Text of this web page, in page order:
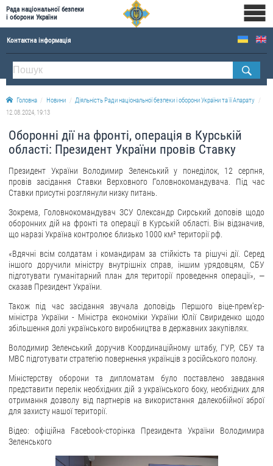
Рада національної безпеки
і оборони України
Контактна інформація
ПРО РНБОУ
Склад Ради національної безпеки і оборони України
Апарат Ради національної безпеки і оборони України
Історична довідка про діяльність Ради національної безпеки і оборони України
ПРЕСЦЕНТР
Новини
Drone Deals
Фотогалерея
Відеогалерея
ЗВЕРНЕННЯ ГРОМАДЯН
Звернення громадян
ДОСТУП ДО ПУБЛІЧНОЇ ІНФОРМАЦІЇ
Організація доступу до публічної інформації
Запит на отримання публічної інформації
Питання запобігання корупції
Публічні закупівлі
Головна Новини
Діяльність Ради національної безпеки і оборони України та її Апарату
12.08.2024, 19:13
Оборонні дії на фронті, операція в Курській
області: Президент України провів Ставку
Президент України Володимир Зеленський у понеділок, 12 серпня,
провів засідання Ставки Верховного Головнокомандувача. Під час
Ставки присутні розглянули низку питань.
Зокрема, Головнокомандувач ЗСУ Олександр Сирський доповів щодо
оборонних дій на фронті та операції в Курській області. Він відзначив,
що наразі Україна контролює близько 1000 км² території рф.
«Вдячні всім солдатам і командирам за стійкість та рішучі дії. Серед
іншого доручили міністру внутрішніх справ, іншим урядовцям, СБУ
підготувати гуманітарний план для території проведення операції», —
сказав Президент України.
Також під час засідання звучала доповідь Першого віце-прем'єр-
міністра України - Міністра економіки України Юлії Свириденко щодо
збільшення долі українського виробництва в державних закупівлях.
Володимир Зеленський доручив Координаційному штабу, ГУР, СБУ та
МВС підготувати стратегію повернення українців з російського полону.
Міністерству оборони та дипломатам було поставлено завдання
представити перелік необхідних дій з українського боку, необхідних для
отримання дозволу від партнерів на використання далекобійної зброї
для захисту нашої території.
Відео: офіційна Facebook-сторінка Президента України Володимира
Зеленського